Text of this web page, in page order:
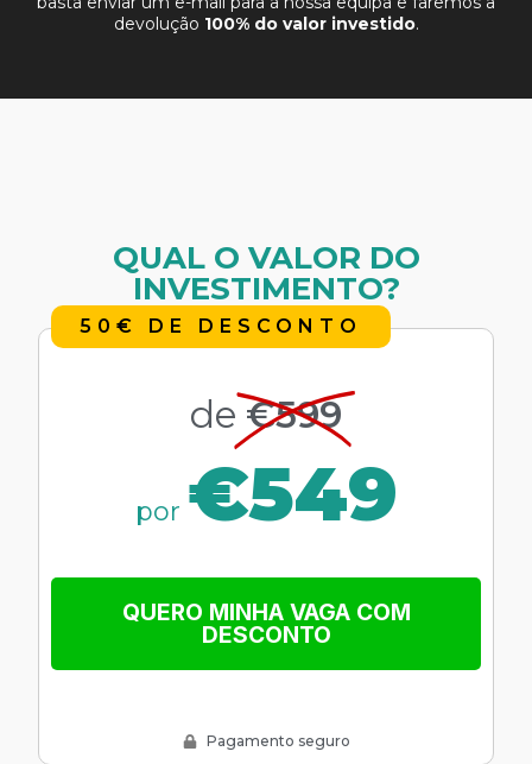
devolução 100% do valor investido.
QUAL O VALOR DO
INVESTIMENTO?
50€ DE DESCONTO
de€599
por €549
QUERO MINHA VAGA COM
DESCONTO
Pagamento seguro